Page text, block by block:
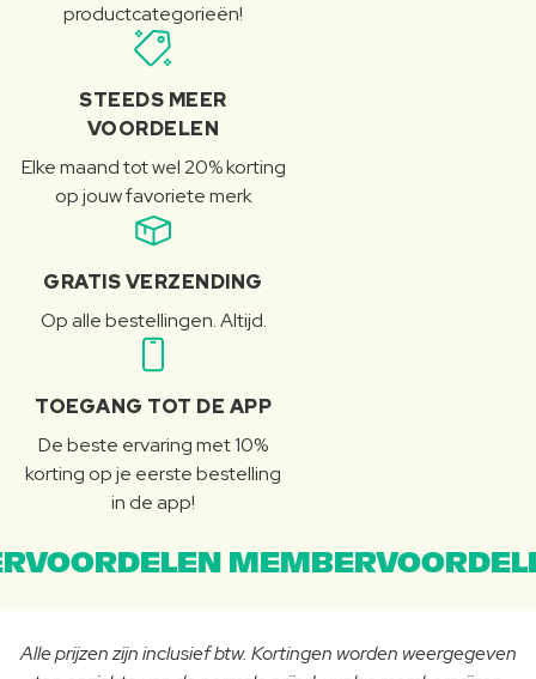
productcategorieën!
STEEDS MEER
VOORDELEN
Elke maand tot wel 20% korting
op jouw favoriete merk
GRATIS VERZENDING
Op alle bestellingen. Altijd.
TOEGANG TOT DE APP
De beste ervaring met 10%
korting op je eerste bestelling
in de app!
Alle prijzen zijn inclusief btw. Kortingen worden weergegeven